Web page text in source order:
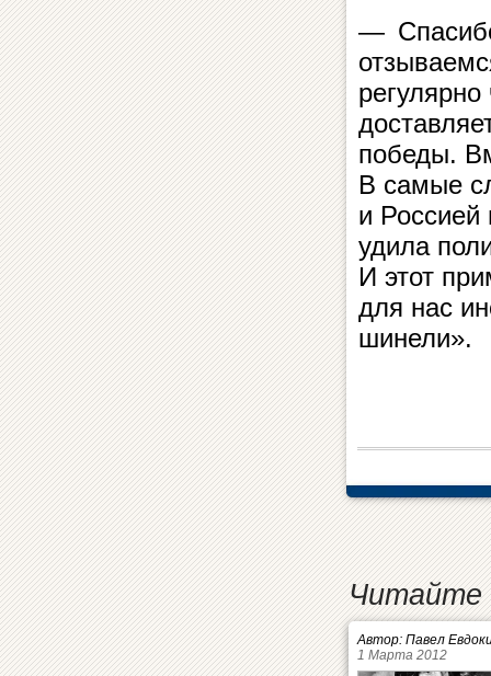
—
победы.
В самые
и
удила
И этот
для нас
шинели».
Читайте
Автор: Павел
1 Марта 2012